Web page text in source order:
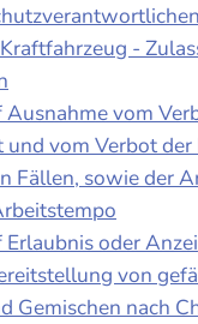
-
vom
und vom Verbot
Fällen, sowie der
oder
von
Gemischen nach